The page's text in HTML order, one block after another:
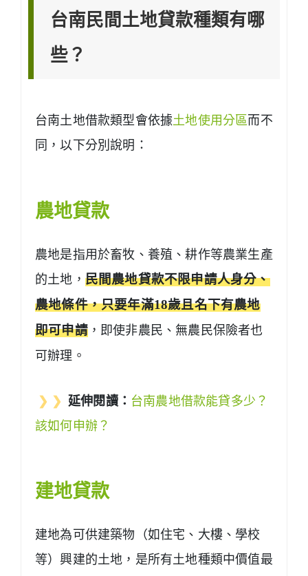
台南民間土地貸款種類有哪
些？
台南土地借款類型會依據土地使用分區而不
同，以下分別說明：
農地貸款
農地是指用於畜牧、養殖、耕作等農業生產
的土地， 民間農地貸款不限申請人身分、
農地條件，只要年滿18歲且名下有農地
即可申請，即使非農民、無農民保險者也
可辦理。
❯ ❯ 延伸閱讀： 台南農地借款能貸多少？
該如何申辦？
建地貸款
建地為可供建築物（如住宅、大樓、學校
等）興建的土地，是所有土地種類中價值最